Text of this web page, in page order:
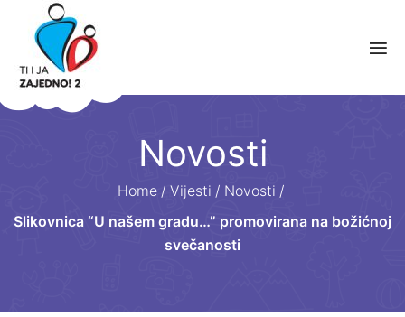
Novosti
Home / Vijesti / Novosti /
Slikovnica “U našem gradu…” promovirana na božićnoj
svečanosti